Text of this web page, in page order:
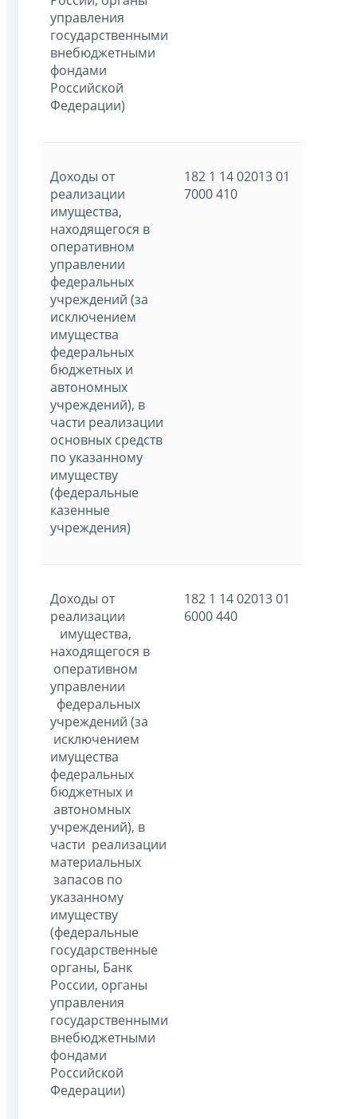
управления
государственными
внебюджетными
фондами
Российской
Федерации)
Доходы от
реализации
имущества,
находящегося в
оперативном
управлении
федеральных
учреждений (за
исключением
имущества
федеральных
бюджетных и
автономных
учреждений), в
части реализации
основных средств
по указанному
имуществу
(федеральные
казенные
учреждения)
182 1 14 02013 01
7000 410
Доходы от
реализации
имущества,
находящегося в
оперативном
управлении
федеральных
учреждений (за
исключением
имущества
федеральных
бюджетных и
автономных
учреждений), в
части реализации
материальных
запасов по
указанному
имуществу
(федеральные
государственные
органы, Банк
России, органы
управления
государственными
внебюджетными
фондами
Российской
Федерации)
182 1 14 02013 01
6000 440